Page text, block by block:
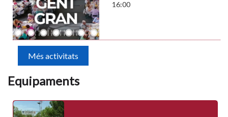
16:00
Més activitats
Equipaments